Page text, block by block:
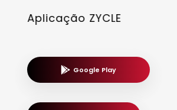
Aplicação ZYCLE
Google Play